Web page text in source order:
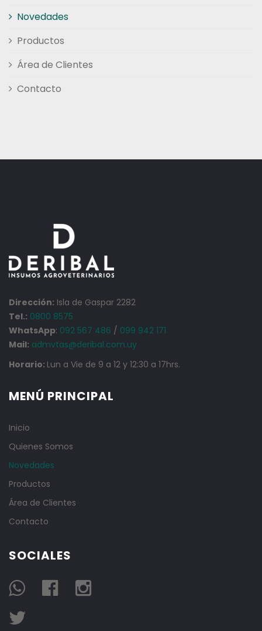
Novedades
Productos
Área de Clientes
Contacto
Dirección: Isla de Gaspar 2282
Tel.: 0800 8575
WhatsApp: 092 567 486 / 099 942 171
Mail: admvtas@deribal.com.uy
Horario: Lun a Vie de 9 a 12 y 12:30 a 17hrs.
MENÚ PRINCIPAL
Inicio
Quienes Somos
Novedades
Productos
Área de Clientes
Contacto
SOCIALES